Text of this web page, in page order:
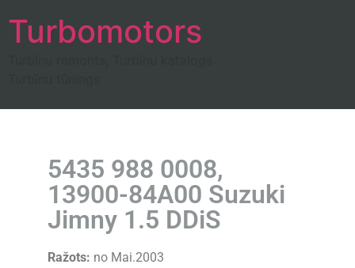
Turbomotors
5435 988 0008,
13900-84A00 Suzuki
Jimny 1.5 DDiS
Ražots: no Mai.2003